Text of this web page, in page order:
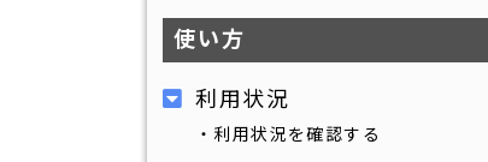
使い方
利用状況
・利用状況を確認する